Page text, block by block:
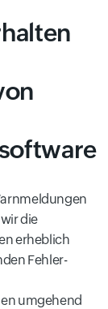
die
erheblich
Fehler-
umgehend